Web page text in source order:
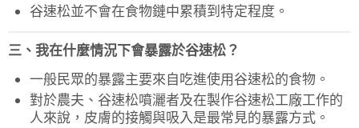
谷速松並不會在食物鏈中累積到特定程度。
三、我在什麼情況下會暴露於谷速松？
一般民眾的暴露主要來自吃進使用谷速松的食物。
對於農夫、谷速松噴灑者及在製作谷速松工廠工作的
人來說，皮膚的接觸與吸入是最常見的暴露方式。